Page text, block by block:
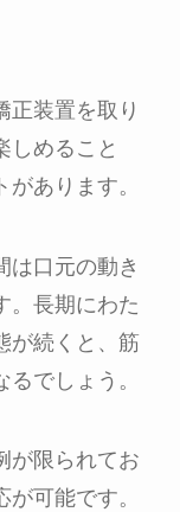
正装置を取り
しめること
あります。
は口元の動き
。長期にわた
が続くと、筋
でしょう。
が限られてお
可能です。